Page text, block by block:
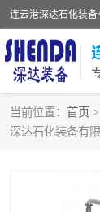
当前位置： 首页 >
深达石化装备有
鹤管